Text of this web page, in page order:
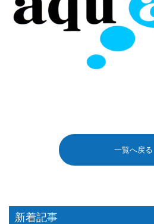
一覧へ戻る
新着記事